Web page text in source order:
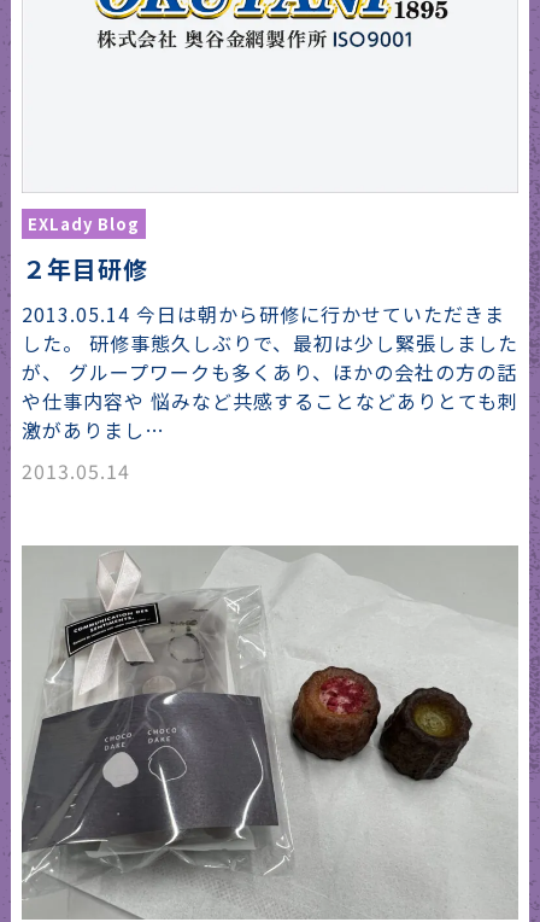
EXLady Blog
２年目研修
2013.05.14 今日は朝から研修に行かせていただきま
した。 研修事態久しぶりで、最初は少し緊張しました
が、 グループワークも多くあり、ほかの会社の方の話
や仕事内容や 悩みなど共感することなどありとても刺
激がありまし…
2013.05.14